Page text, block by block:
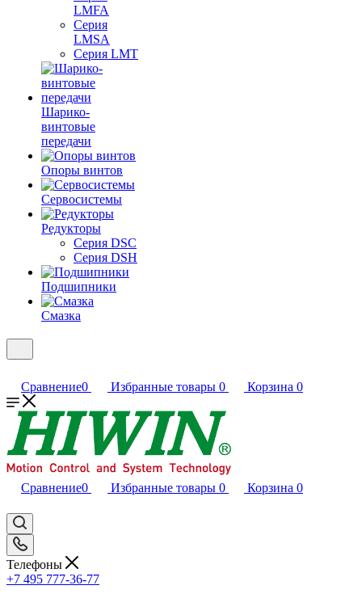
LMFA
Серия
LMSA
Серия LMT
Шарико-
винтовые
передачи
Опоры винтов
Сервосистемы
Редукторы
Серия DSC
Серия DSH
Подшипники
Смазка
Сравнение0 Избранные товары 0 Корзина 0
Сравнение0 Избранные товары 0 Корзина 0
Телефоны
+7 495 777-36-77